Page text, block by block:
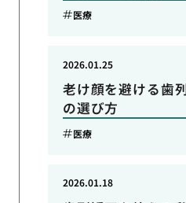
医療
老け顔を避ける歯
の選び方
2026.01.25
医療
2026.01.18